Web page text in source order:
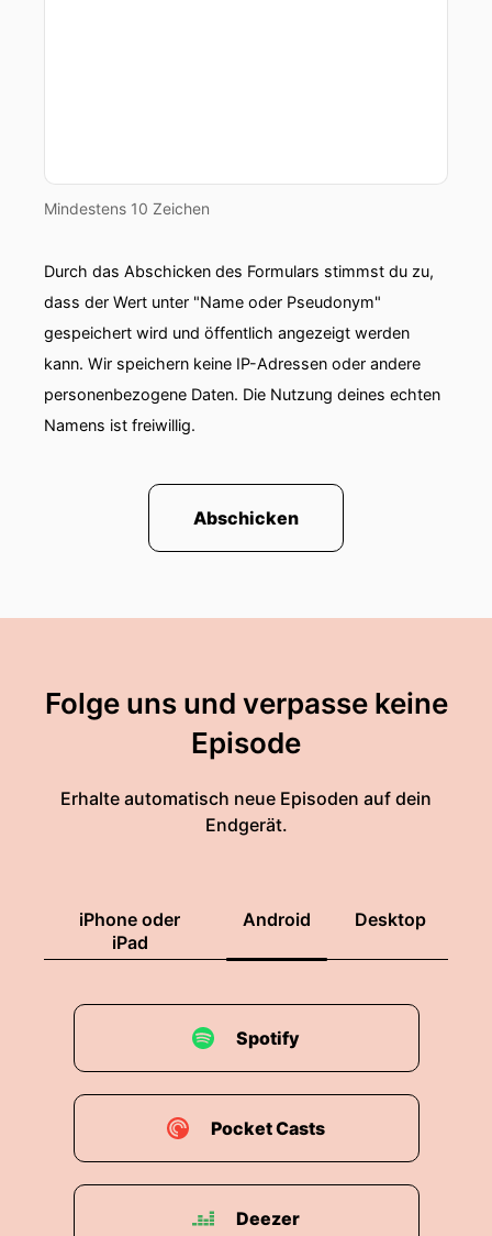
Mindestens 10 Zeichen
Durch das Abschicken des Formulars stimmst du zu,
dass der Wert unter "Name oder Pseudonym"
gespeichert wird und öffentlich angezeigt werden
kann. Wir speichern keine IP-Adressen oder andere
personenbezogene Daten. Die Nutzung deines echten
Namens ist freiwillig.
Abschicken
Folge uns und verpasse keine
Episode
Erhalte automatisch neue Episoden auf dein
Endgerät.
iPhone oder
iPad
Android Desktop
Spotify
Pocket Casts
Deezer